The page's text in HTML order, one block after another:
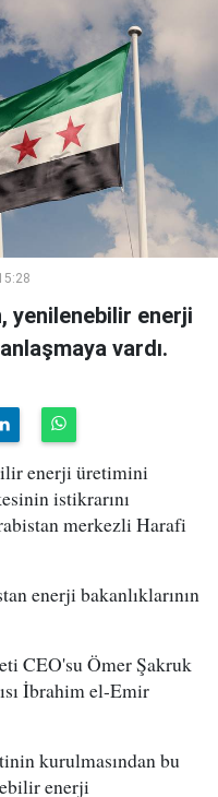
yenilenebilir enerji
vardı.
enerji üretimini
istikrarını
merkezli Harafi
enerji bakanlıklarının
CEO'su Ömer Şakruk
İbrahim el-Emir
kurulmasından bu
enerji